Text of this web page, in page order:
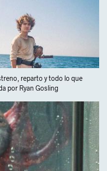
reparto y todo lo que
por Ryan Gosling